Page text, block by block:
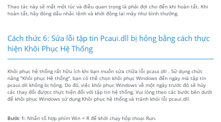
Thao tác này sẽ mất một lúc và điều quan trọng là phải đợi cho đến khi hoàn tất. Khi
hoàn tất, hãy đóng dấu nhắc lệnh và khởi động lại máy như bình thường.
Cách thức 6: Sửa lỗi tập tin Pcaui.dll bị hỏng bằng cách thực
hiện Khôi Phục Hệ Thống
Khôi phục hệ thống rất hữu ích khi bạn muốn sửa chữa lỗi pcaui.dll . Sử dụng chức
năng "Khôi phục Hệ thống", bạn có thể chọn khôi phục Windows đến ngày mà tập tin
pcaui.dll không bị hỏng. Do đó, việc khôi phục Windows về một ngày trước đó sẽ hủy
các thay đổi đượcc thực hiện đối với tập tin hệ thống. Vui lòng theo các bước bên dưới
để khôi phục Windows sử dụng Khôi phục hệ thống và tránh khỏi lỗi pcaui.dll.
Bước 1: Nhấn tổ hợp phím Win + R để khởi chạy hộp thoại Run.